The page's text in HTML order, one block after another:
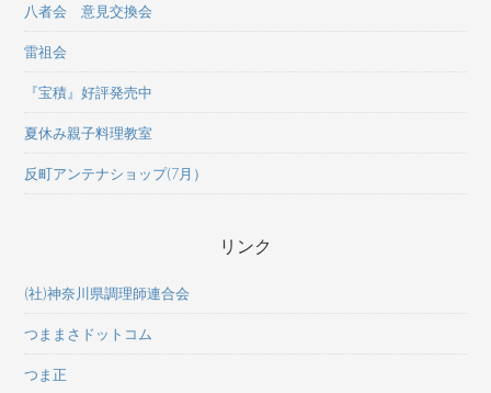
八者会 意見交換会
雷祖会
『宝積』好評発売中
夏休み親子料理教室
反町アンテナショップ(7月）
リンク
(社)神奈川県調理師連合会
つままさドットコム
つま正